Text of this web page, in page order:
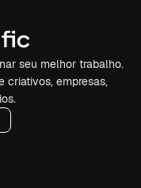
seu melhor trabalho.
criativos, empresas,